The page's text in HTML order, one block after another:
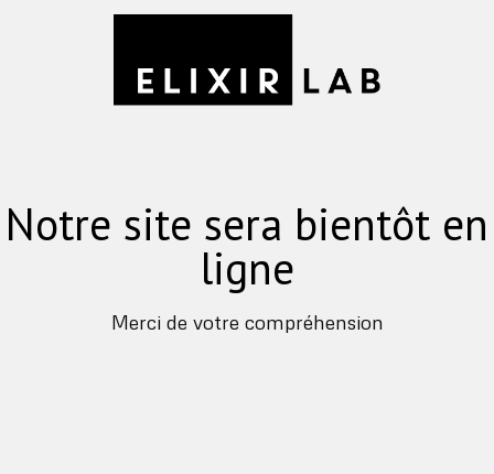
Notre site sera bientôt en
ligne
Merci de votre compréhension